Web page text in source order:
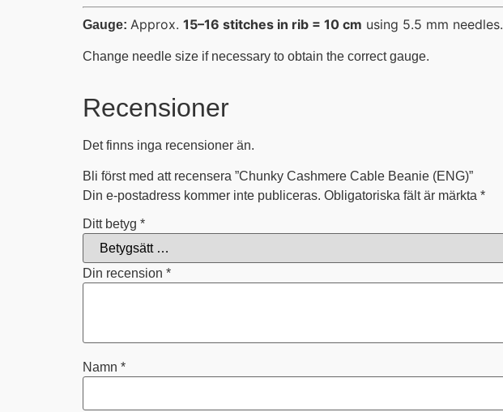
Gauge: Approx. 15–16 stitches in rib = 10 cm using 5.5 mm needles.
Change needle size if necessary to obtain the correct gauge.
Recensioner
Det finns inga recensioner än.
Bli först med att recensera ”Chunky Cashmere Cable Beanie (ENG)”
Din e-postadress kommer inte publiceras. Obligatoriska fält är märkta *
Ditt betyg *
Din recension *
Namn *